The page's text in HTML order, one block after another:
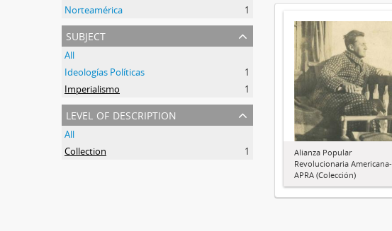
Norteamérica
1
subject
All
Ideologías Políticas
1
Imperialismo
1
level of description
All
Collection
1
Alianza Popular
Revolucionaria Americana-
APRA (Colección)